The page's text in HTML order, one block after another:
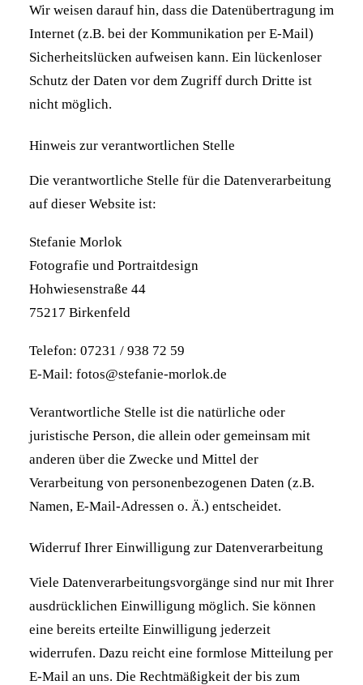
Wir weisen darauf hin, dass die Datenübertragung im
Internet (z.B. bei der Kommunikation per E-Mail)
Sicherheitslücken aufweisen kann. Ein lückenloser
Schutz der Daten vor dem Zugriff durch Dritte ist
nicht möglich.
Hinweis zur verantwortlichen Stelle
Die verantwortliche Stelle für die Datenverarbeitung
auf dieser Website ist:
Stefanie Morlok
Fotografie und Portraitdesign
Hohwiesenstraße 44
75217 Birkenfeld
Telefon: 07231 / 938 72 59
E-Mail: fotos@stefanie-morlok.de
Verantwortliche Stelle ist die natürliche oder
juristische Person, die allein oder gemeinsam mit
anderen über die Zwecke und Mittel der
Verarbeitung von personenbezogenen Daten (z.B.
Namen, E-Mail-Adressen o. Ä.) entscheidet.
Widerruf Ihrer Einwilligung zur Datenverarbeitung
Viele Datenverarbeitungsvorgänge sind nur mit Ihrer
ausdrücklichen Einwilligung möglich. Sie können
eine bereits erteilte Einwilligung jederzeit
widerrufen. Dazu reicht eine formlose Mitteilung per
E-Mail an uns. Die Rechtmäßigkeit der bis zum